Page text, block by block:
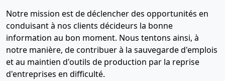
Notre mission est de déclencher des opportunités en
conduisant à nos clients décideurs la bonne
information au bon moment. Nous tentons ainsi, à
notre manière, de contribuer à la sauvegarde d'emplois
et au maintien d'outils de production par la reprise
d'entreprises en difficulté.